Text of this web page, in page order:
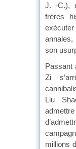
J. -C.),
frères
son
Passant
Zi
Liu
millions